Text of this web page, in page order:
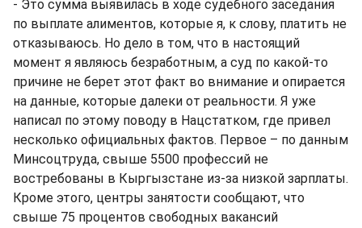
- Это сумма выявилась в ходе судебного заседания
по выплате алиментов, которые я, к слову, платить не
отказываюсь. Но дело в том, что в настоящий
момент я являюсь безработным, а суд по какой-то
причине не берет этот факт во внимание и опирается
на данные, которые далеки от реальности. Я уже
написал по этому поводу в Нацстатком, где привел
несколько официальных фактов. Первое – по данным
Минсоцтруда, свыше 5500 профессий не
востребованы в Кыргызстане из-за низкой зарплаты.
Кроме этого, центры занятости сообщают, что
свыше 75 процентов свободных вакансий